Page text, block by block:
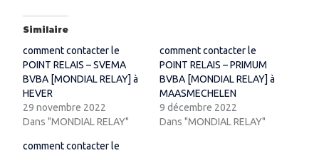
Similaire
comment contacter le
POINT RELAIS – SVEMA
BVBA [MONDIAL RELAY] à
HEVER
29 novembre 2022
Dans "MONDIAL RELAY"
comment contacter le
POINT RELAIS – PRIMUM
BVBA [MONDIAL RELAY] à
MAASMECHELEN
9 décembre 2022
Dans "MONDIAL RELAY"
comment contacter le